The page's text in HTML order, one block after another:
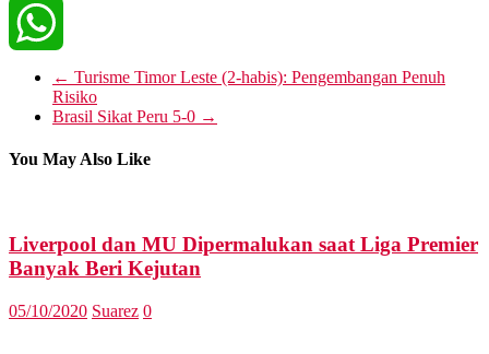
Telegram
WhatsApp
← Turisme Timor Leste (2-habis): Pengembangan Penuh
Risiko
Brasil Sikat Peru 5-0 →
You May Also Like
Liverpool dan MU Dipermalukan saat Liga Premier
Banyak Beri Kejutan
05/10/2020 Suarez 0